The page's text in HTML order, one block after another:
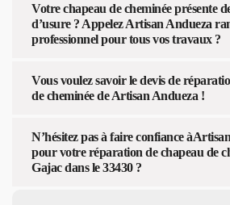
Votre chapeau de cheminée présente
d’usure ? Appelez Artisan Andueza
professionnel pour tous vos travaux ?
Vous voulez savoir le devis de
de cheminée de Artisan Andueza !
N’hésitez pas à faire confiance
pour votre réparation de chapeau de
Gajac dans le 33430 ?